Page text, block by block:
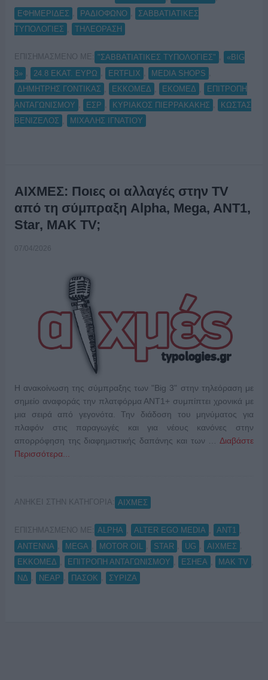
ΕΦΗΜΕΡΙΔΕΣ
ΡΑΔΙΟΦΩΝΟ
ΣΑΒΒΑΤΙΑΤΙΚΕΣ
ΤΥΠΟΛΟΓΙΕΣ
ΤΗΛΕΟΡΑΣΗ
ΕΠΙΣΗΜΑΣΜΕΝΟ ΜΕ: "ΣΑΒΒΑΤΙΑΤΙΚΕΣ ΤΥΠΟΛΟΓΙΕΣ"
«BIG
3»
24.8 ΕΚΑΤ. ΕΥΡΩ ERTFLIX MEDIA SHOPS
ΔΗΜΗΤΡΗΣ ΓΟΝΤΙΚΑΣ
ΕΚΚΟΜΕΔ ΕΚΟΜΕΔ
ΕΠΙΤΡΟΠΗ
ΑΝΤΑΓΩΝΙΣΜΟΥ
ΕΣΡ ΚΥΡΙΑΚΟΣ ΠΙΕΡΡΑΚΑΚΗΣ
ΚΩΣΤΑΣ
ΒΕΝΙΖΕΛΟΣ
ΜΙΧΑΛΗΣ ΙΓΝΑΤΙΟΥ
ΑΙΧΜΕΣ: Ποιες οι αλλαγές στην TV
από τη σύμπραξη Alpha, Mega, ANT1,
Star, MAK TV;
07/04/2026
Η ανακοίνωση της σύμπραξης των "Big 3" στην τηλεόραση με
σημείο αναφοράς την πλατφόρμα ΑΝΤ1+ συμπίπτει χρονικά με
μια σειρά από γεγονότα. Την διάδοση του μηνύματος για
πλαφόν στις παραγωγές και για νέους κανόνες στην
απορρόφηση της διαφημιστικής δαπάνης και των …Διαβάστε
Περισσότερα...
ΑΝΗΚΕΙ ΣΤΗΝ ΚΑΤΗΓΟΡΙΑ: ΑΙΧΜΕΣ
ΕΠΙΣΗΜΑΣΜΕΝΟ ΜΕ: ALPHA ALTER EGO MEDIA ANT1
ANTENNA
MEGA MOTOR OIL STAR UG ΑΙΧΜΕΣ
ΕΚΚΟΜΕΔ
ΕΠΙΤΡΟΠΗ ΑΝΤΑΓΩΝΙΣΜΟΥ ΕΣΗΕΑ ΜΑΚ TV
ΝΔ
ΝΕΑΡ ΠΑΣΟΚ ΣΥΡΙΖΑ